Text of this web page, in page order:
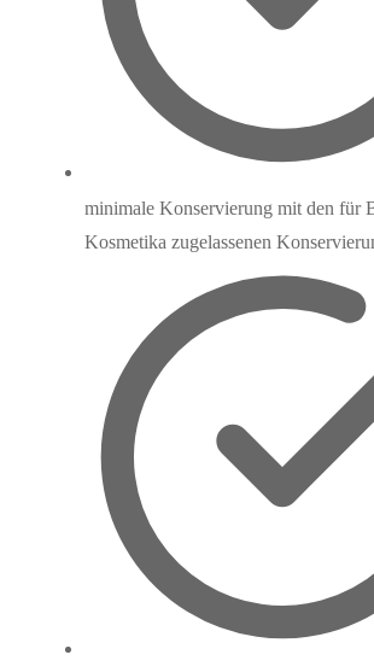
minimale Konservierung mit den für
Kosmetika zugelassenen